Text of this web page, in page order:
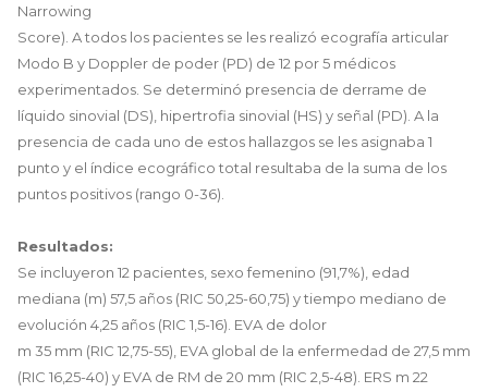
Narrowing
Score). A todos los pacientes se les realizó ecografía articular
Modo B y Doppler de poder (PD) de 12 por 5 médicos
experimentados. Se determinó presencia de derrame de
líquido sinovial (DS), hipertrofia sinovial (HS) y señal (PD). A la
presencia de cada uno de estos hallazgos se les asignaba 1
punto y el índice ecográfico total resultaba de la suma de los
puntos positivos (rango 0-36).
Resultados:
Se incluyeron 12 pacientes, sexo femenino (91,7%), edad
mediana (m) 57,5 años (RIC 50,25-60,75) y tiempo mediano de
evolución 4,25 años (RIC 1,5-16). EVA de dolor
m 35 mm (RIC 12,75-55), EVA global de la enfermedad de 27,5 mm
(RIC 16,25-40) y EVA de RM de 20 mm (RIC 2,5-48). ERS m 22